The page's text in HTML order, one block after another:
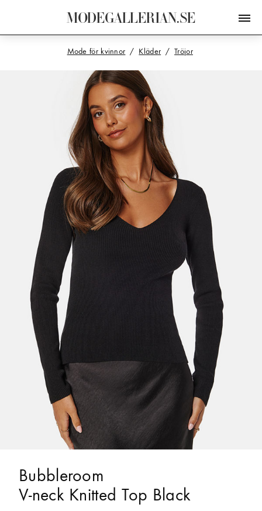
MODEGALLERIAN.SE
Mode för kvinnor Kläder Tröjor
Bubbleroom
V-neck Knitted Top Black